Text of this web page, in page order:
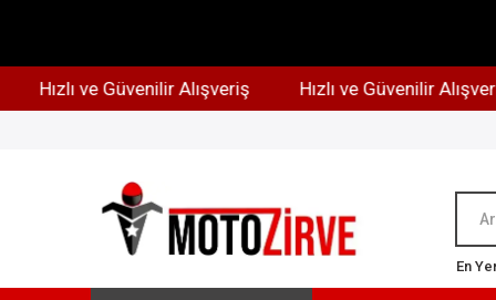
Hızlı ve Güvenilir Alışveriş Hızlı ve Güvenilir Alışveriş
En